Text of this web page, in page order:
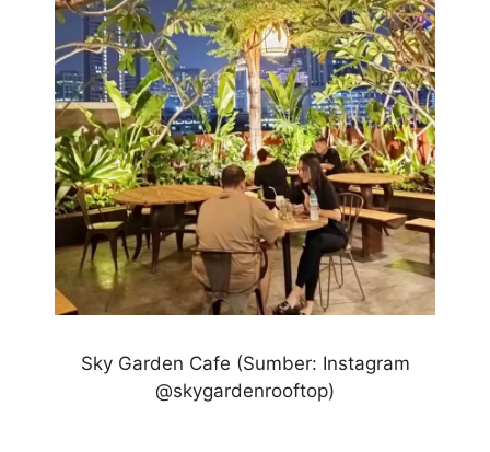
Sky Garden Cafe (Sumber: Instagram
@skygardenrooftop)